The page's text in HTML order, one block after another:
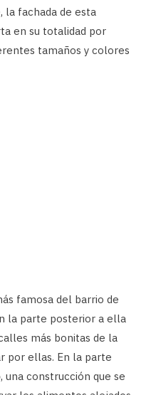
la fachada de esta
en su totalidad por
tamaños y colores
famosa del barrio de
la parte posterior a ella
más bonitas de la
por ellas. En la parte
, una construcción que se